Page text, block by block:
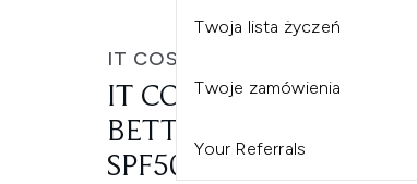
Twoja lista życzeń
Twoje zamówienia
Your Referrals
IT COSMETICS
IT COSMETICS YOUR
BETTER CC+ CREAM
SPF50 KREM